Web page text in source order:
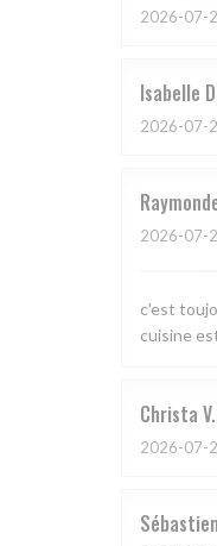
2026-07-
Isabelle D
2026-07-
2026-07-
c'est
cuisine
Christa V
2026-07-
Sébastien